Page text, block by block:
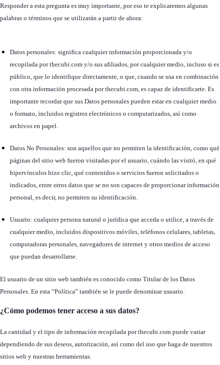
Responder a esta pregunta es muy importante, por eso te explicaremos algunas
palabras o términos que se utilizarán a partir de ahora:
Datos personales: significa cualquier información proporcionada y/o
recopilada por thecubi.com y/o sus afiliados, por cualquier medio, incluso si es
público, que lo identifique directamente, o que, cuando se usa en combinación
con otra información procesada por thecubi.com, es capaz de identificarte. Es
importante recordar que sus Datos personales pueden estar en cualquier medio
o formato, incluidos registros electrónicos o computarizados, así como
archivos en papel.
Datos No Personales: son aquellos que no permiten la identificación, como qué
páginas del sitio web fueron visitadas por el usuario, cuándo las visitó, en qué
hipervínculos hizo clic, qué contenidos o servicios fueron solicitados o
indicados, entre otros datos que se no son capaces de proporcionar información
personal, es decir, no permiten su identificación.
Usuario: cualquier persona natural o jurídica que acceda o utilice, a través de
cualquier medio, incluidos dispositivos móviles, teléfonos celulares, tabletas,
computadoras personales, navegadores de internet y otros medios de acceso
que puedan desarrollarse.
El usuario de un sitio web también es conocido como Titular de los Datos
Personales. En esta “Política” también se le puede denominar usuario.
¿Cómo podemos tener acceso a sus datos?
La cantidad y el tipo de información recopilada por thecubi.com puede variar
dependiendo de sus deseos, autorización, así como del uso que haga de nuestros
sitios web y nuestras herramientas.